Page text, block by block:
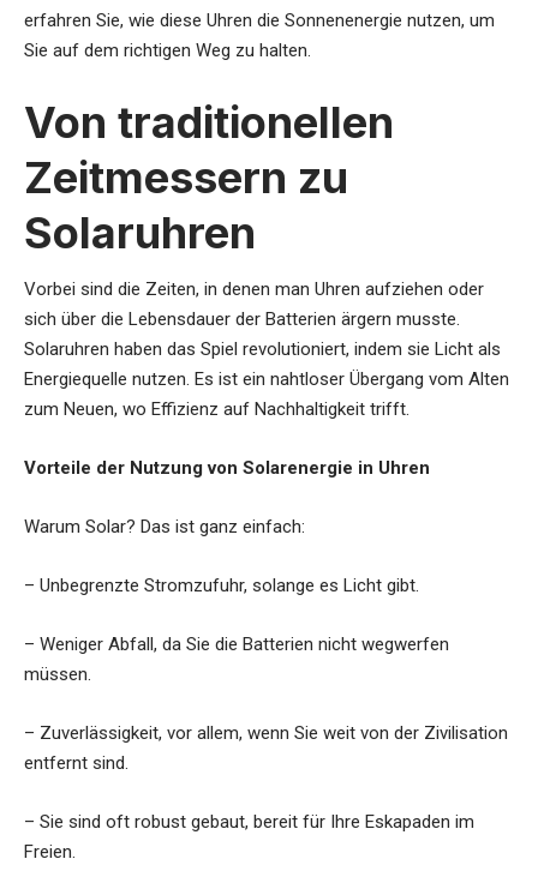
erfahren Sie, wie diese Uhren die Sonnenenergie nutzen, um
Sie auf dem richtigen Weg zu halten.
Von traditionellen
Zeitmessern zu
Solaruhren
Vorbei sind die Zeiten, in denen man Uhren aufziehen oder
sich über die Lebensdauer der Batterien ärgern musste.
Solaruhren haben das Spiel revolutioniert, indem sie Licht als
Energiequelle nutzen. Es ist ein nahtloser Übergang vom Alten
zum Neuen, wo Effizienz auf Nachhaltigkeit trifft.
Vorteile der Nutzung von Solarenergie in Uhren
Warum Solar? Das ist ganz einfach:
– Unbegrenzte Stromzufuhr, solange es Licht gibt.
– Weniger Abfall, da Sie die Batterien nicht wegwerfen
müssen.
– Zuverlässigkeit, vor allem, wenn Sie weit von der Zivilisation
entfernt sind.
– Sie sind oft robust gebaut, bereit für Ihre Eskapaden im
Freien.